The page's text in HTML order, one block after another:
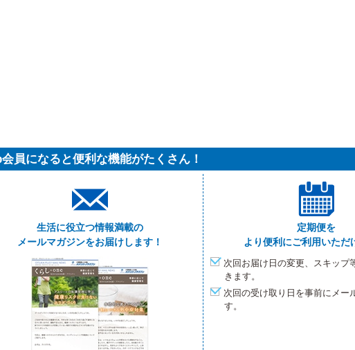
員になると便利な機能がたくさん！
生活に役立つ情報満載の
メールマガジンをお届けします！
定期便を
より便利にご利用いただ
次回お届け日の変更、スキップ
きます。
次回の受け取り日を事前にメー
す。